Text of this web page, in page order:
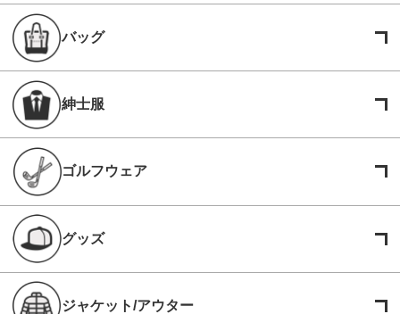
バッグ
紳士服
ゴルフウェア
グッズ
ジャケット/アウター